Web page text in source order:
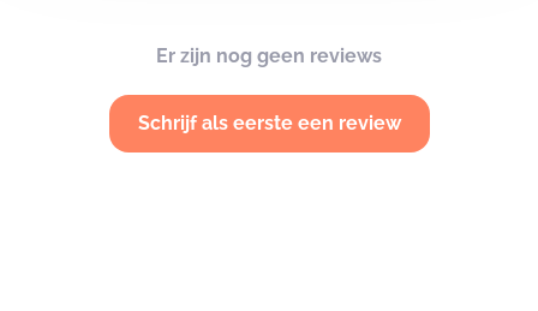
Er zijn nog geen reviews
Schrijf als eerste een review